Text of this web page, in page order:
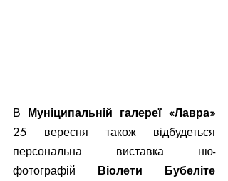
В Муніципальній галереї «Лавра»
25 вересня також відбудеться
персональна виставка ню-
фотографій Віолети Бубеліте